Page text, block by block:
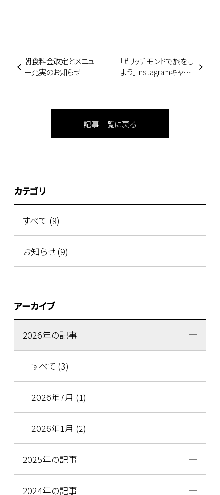
朝食料金改定とメニュ
ー充実のお知らせ
｢#リッチモンドで旅をし
よう｣Instagramキャン
記事一覧に戻る
カテゴリ
すべて (9)
お知らせ (9)
アーカイブ
2026年の記事
すべて (3)
2026年7月 (1)
2026年1月 (2)
2025年の記事
2024年の記事